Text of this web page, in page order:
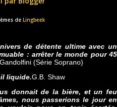
de Lingbeek
de détente ultime avec un
: arrêter le monde pour 45
(Série Soprano)
liquide.G.B. Shaw
donnait de la bière, et un feu
nous passerions le jour en